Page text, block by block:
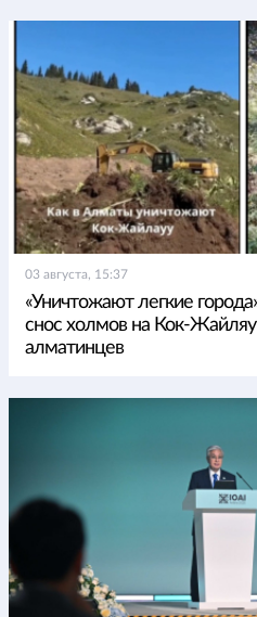
03 августа, 15:37
«Уничтожают легкие
снос холмов на Кок-Жайляу
алматинцев